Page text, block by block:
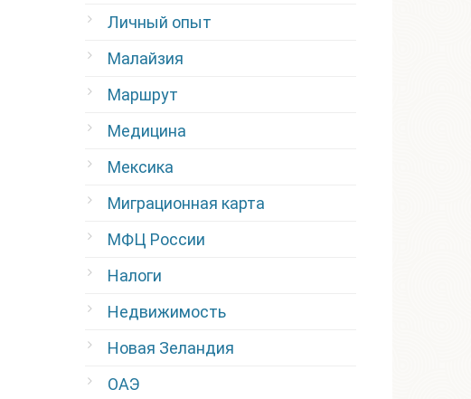
Личный опыт
Малайзия
Маршрут
Медицина
Мексика
Миграционная карта
МФЦ России
Налоги
Недвижимость
Новая Зеландия
ОАЭ